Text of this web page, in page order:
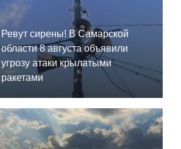
Ревут сирены! В Самарской
области 8 августа объявили
угрозу атаки крылатыми
ракетами